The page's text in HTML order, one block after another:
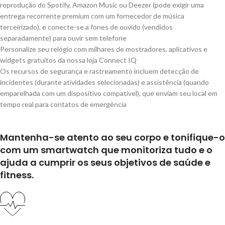
reprodução do Spotify, Amazon Music ou Deezer (pode exigir uma
entrega recorrente premium com um fornecedor de música
terceirizado), e conecte-se a fones de ouvido (vendidos
separadamente) para ouvir sem telefone
Personalize seu relógio com milhares de mostradores, aplicativos e
widgets gratuitos da nossa loja Connect IQ
Os recursos de segurança e rastreamento incluem detecção de
incidentes (durante atividades selecionadas) e assistência (quando
emparelhada com um dispositivo compatível), que enviam seu local em
tempo real para contatos de emergência
Mantenha-se atento ao seu corpo e tonifique-o
com um smartwatch que monitoriza tudo e o
ajuda a cumprir os seus objetivos de saúde e
fitness.